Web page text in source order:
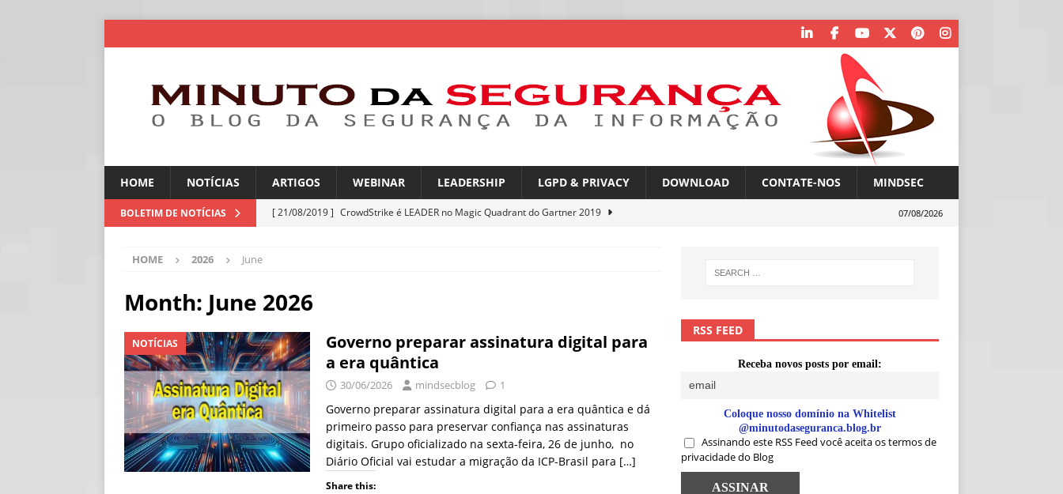
HOME NOTÍCIAS ARTIGOS WEBINAR LEADERSHIP LGPD & PRIVACY DOWNLOAD CONTATE-NOS MINDSEC
BOLETIM DE NOTÍCIAS [ 21/08/2019 ] CrowdStrike é LEADER no Magic Quadrant do Gartner 2019
industriais
NOTÍCIAS
[ 06/08/2026 ]
Falsas promessas de emprego na Meta, Disney, Coca-Cola e Spotify
NOTÍCIAS
[ 06/08/2026 ] Sem guardrails, a autonomia da IA se torna um risco
NOTÍCIAS
[ 06/08/2026 ] IA eleva taxa de sucesso de phishing para 54% NOTÍCIAS
07/08/2026
HOME 2026 June
Month: June 2026
NOTÍCIAS
Governo preparar assinatura digital para
a era quântica
30/06/2026 mindsecblog 1
Governo preparar assinatura digital para a era quântica e dá
primeiro passo para preservar confiança nas assinaturas
digitais. Grupo oficializado na sexta-feira, 26 de junho, no
Diário Oficial vai estudar a migração da ICP-Brasil para […]
Share this:
RSS FEED
Receba novos posts por email:
Coloque nosso domínio na Whitelist
@minutodaseguranca.blog.br
Assinando este RSS Feed você aceita os termos de
privacidade do Blog